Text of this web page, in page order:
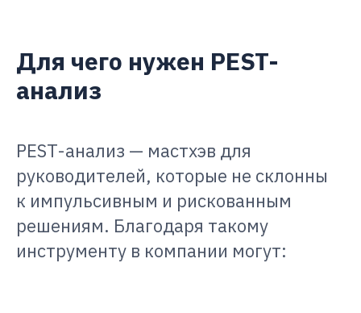
Для чего нужен PEST-
анализ
PEST-анализ — мастхэв для
руководителей, которые не склонны
к импульсивным и рискованным
решениям. Благодаря такому
инструменту в компании могут: